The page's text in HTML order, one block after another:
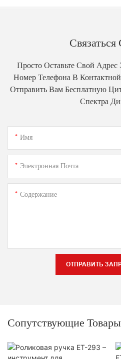
Просто Оставьте Свой
Номер Телефона В
Отправить Вам Бесплатную
Спектра
Имя
Электронная Почта
Содержание
ОТПРАВИТЬ
Сопутствующие Товары